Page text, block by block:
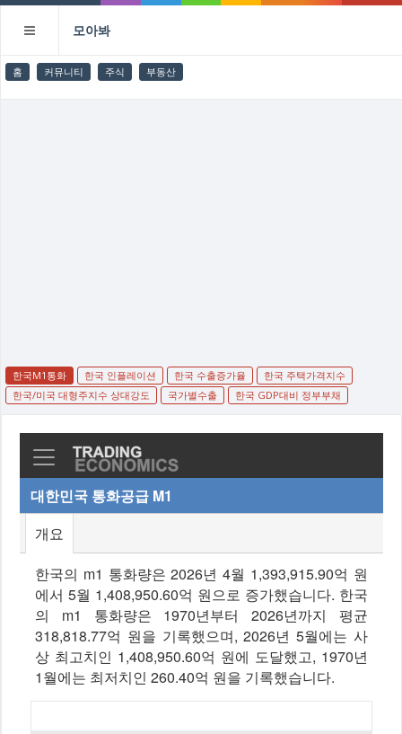
모아봐
홈 커뮤니티 주식 부동산
한국M1통화 한국 인플레이션 한국 수출증가율
한국 주택가격지수
한국/미국 대형주지수 상대강도
국가별수출 한국 GDP대비 정부부채